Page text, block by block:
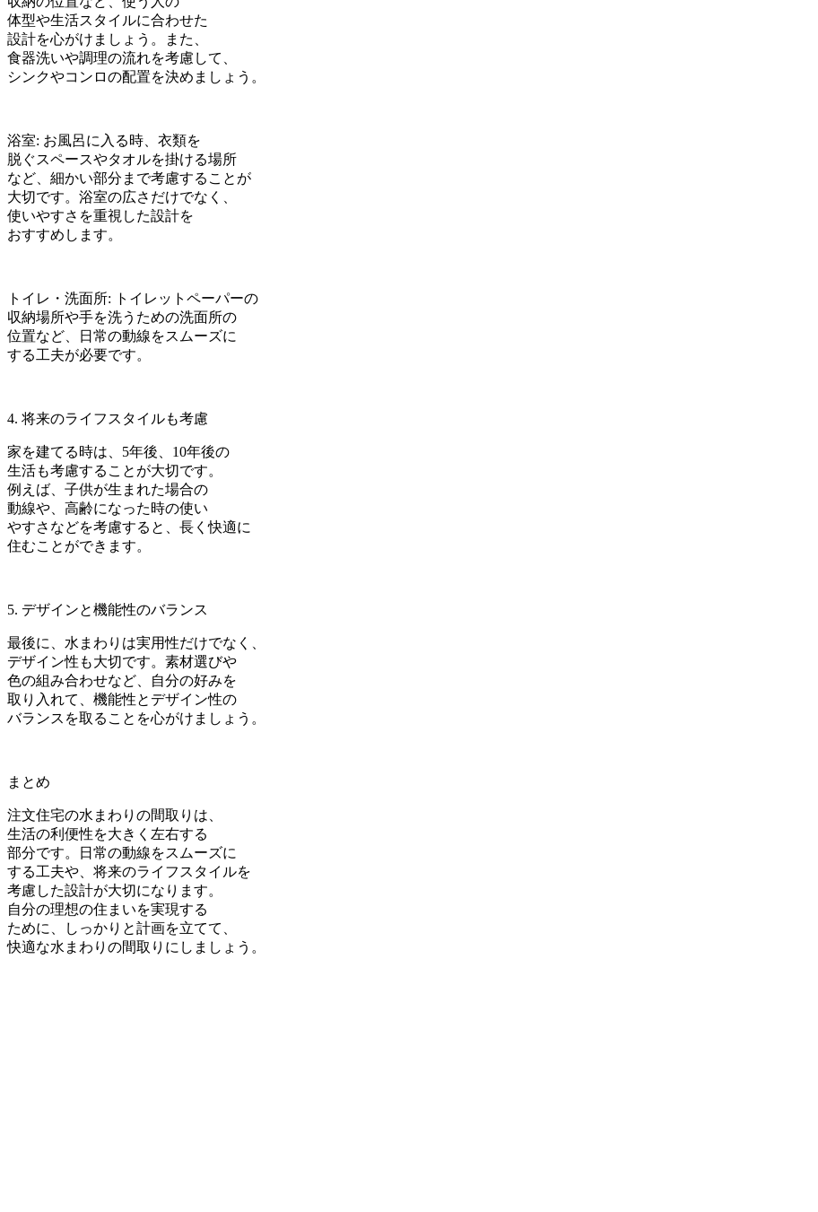
体型や生活スタイルに合わせた
設計を心がけましょう。また、
食器洗いや調理の流れを考慮して、
シンクやコンロの配置を決めましょう。
浴室: お風呂に入る時、衣類を
脱ぐスペースやタオルを掛ける場所
など、細かい部分まで考慮することが
大切です。浴室の広さだけでなく、
使いやすさを重視した設計を
おすすめします。
トイレ・洗面所: トイレットペーパーの
収納場所や手を洗うための洗面所の
位置など、日常の動線をスムーズに
する工夫が必要です。
4. 将来のライフスタイルも考慮
家を建てる時は、5年後、10年後の
生活も考慮することが大切です。
例えば、子供が生まれた場合の
動線や、高齢になった時の使い
やすさなどを考慮すると、長く快適に
住むことができます。
5. デザインと機能性のバランス
最後に、水まわりは実用性だけでなく、
デザイン性も大切です。素材選びや
色の組み合わせなど、自分の好みを
取り入れて、機能性とデザイン性の
バランスを取ることを心がけましょう。
まとめ
注文住宅の水まわりの間取りは、
生活の利便性を大きく左右する
部分です。日常の動線をスムーズに
する工夫や、将来のライフスタイルを
考慮した設計が大切になります。
自分の理想の住まいを実現する
ために、しっかりと計画を立てて、
快適な水まわりの間取りにしましょう。